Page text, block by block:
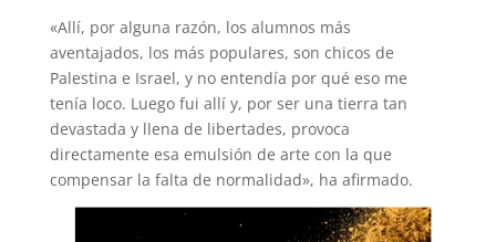
«Allí, por alguna razón, los alumnos más
aventajados, los más populares, son chicos de
Palestina e Israel, y no entendía por qué eso me
tenía loco. Luego fui allí y, por ser una tierra tan
devastada y llena de libertades, provoca
directamente esa emulsión de arte con la que
compensar la falta de normalidad», ha afirmado.